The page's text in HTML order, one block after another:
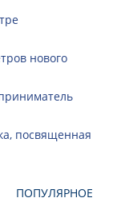
нового
посвященная
ПОПУЛЯРНОЕ